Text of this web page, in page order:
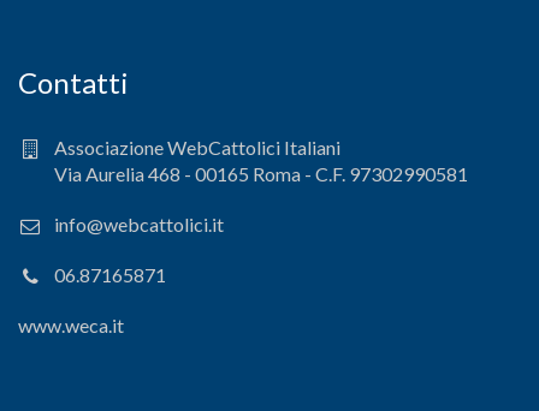
Contatti
Associazione WebCattolici Italiani
Via Aurelia 468 - 00165 Roma - C.F. 97302990581
info@webcattolici.it
06.87165871
www.weca.it